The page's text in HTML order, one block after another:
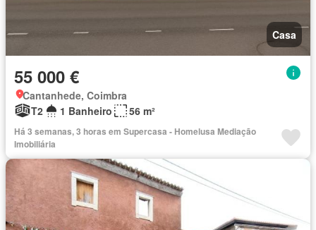
Casa
55 000 €
Cantanhede, Coimbra
T2
1 Banheiro 56 m²
Há 3 semanas, 3 horas em Supercasa - Homelusa Mediação
Imobiliária